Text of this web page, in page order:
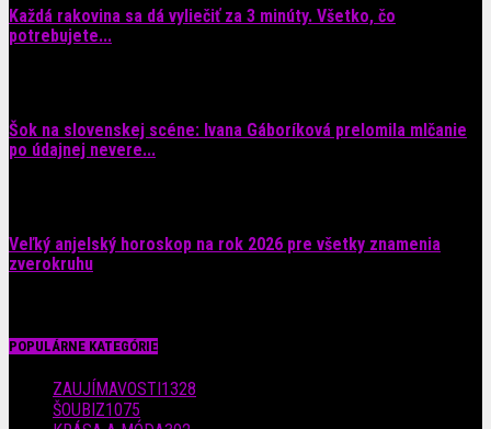
Každá rakovina sa dá vyliečiť za 3 minúty. Všetko, čo
potrebujete...
Šok na slovenskej scéne: Ivana Gáboríková prelomila mlčanie
po údajnej nevere...
Veľký anjelský horoskop na rok 2026 pre všetky znamenia
zverokruhu
POPULÁRNE KATEGÓRIE
ZAUJÍMAVOSTI1328
ŠOUBIZ1075